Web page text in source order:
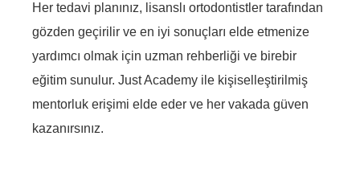
Her tedavi planınız, lisanslı ortodontistler tarafından
gözden geçirilir ve en iyi sonuçları elde etmenize
yardımcı olmak için uzman rehberliği ve birebir
eğitim sunulur. Just Academy ile kişiselleştirilmiş
mentorluk erişimi elde eder ve her vakada güven
kazanırsınız.